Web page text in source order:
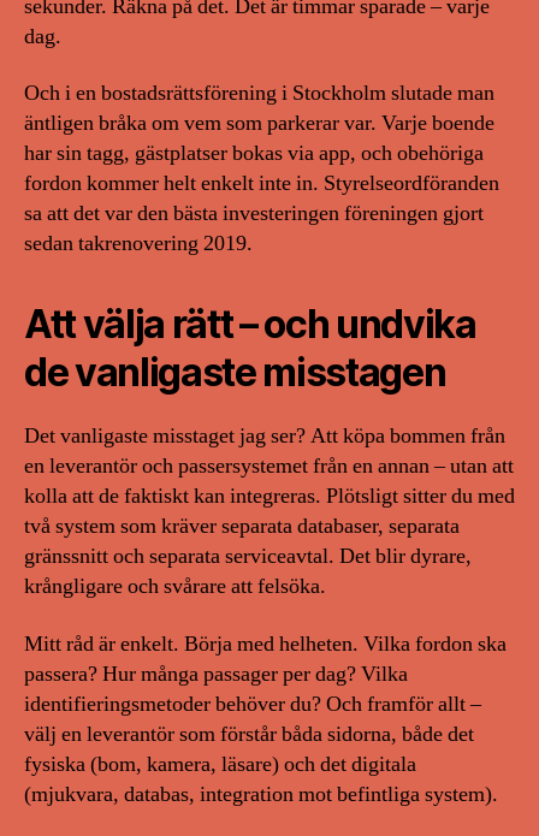
sekunder. Räkna på det. Det är timmar sparade – varje
dag.
Och i en bostadsrättsförening i Stockholm slutade man
äntligen bråka om vem som parkerar var. Varje boende
har sin tagg, gästplatser bokas via app, och obehöriga
fordon kommer helt enkelt inte in. Styrelseordföranden
sa att det var den bästa investeringen föreningen gjort
sedan takrenovering 2019.
Att välja rätt – och undvika
de vanligaste misstagen
Det vanligaste misstaget jag ser? Att köpa bommen från
en leverantör och passersystemet från en annan – utan att
kolla att de faktiskt kan integreras. Plötsligt sitter du med
två system som kräver separata databaser, separata
gränssnitt och separata serviceavtal. Det blir dyrare,
krångligare och svårare att felsöka.
Mitt råd är enkelt. Börja med helheten. Vilka fordon ska
passera? Hur många passager per dag? Vilka
identifieringsmetoder behöver du? Och framför allt –
välj en leverantör som förstår båda sidorna, både det
fysiska (bom, kamera, läsare) och det digitala
(mjukvara, databas, integration mot befintliga system).